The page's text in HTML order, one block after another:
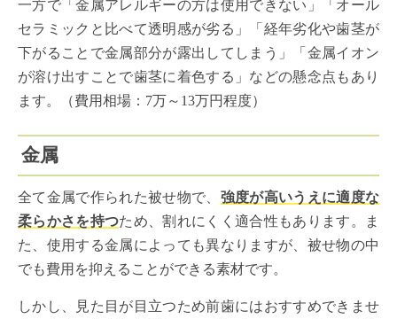
一方で「金属アレルギーの方は使用できない」「オール
セラミックと比べて透明感が劣る」「経年劣化や歯茎が
下がることで金属部分が露出してしまう」「金属イオン
が溶け出すことで歯茎に着色する」などの懸念点もあり
ます。（費用相場：7万～13万円程度）
金属
全て金属で作られた被せ物で、 強度が高いうえに適度な
柔らかさを持つため、割れにくく適合性もあります。ま
た、使用する金属によっても異なりますが、被せ物の中
でも費用を抑えることができる素材です。
しかし、見た目が目立つため前歯にはおすすめできませ